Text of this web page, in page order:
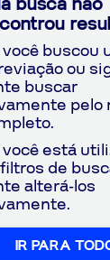
você buscou
ou
buscar
pelo
você está
de
alterá-los
IR PARA